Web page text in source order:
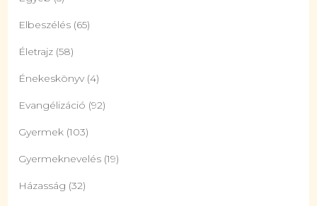
Elbeszélés (65)
Életrajz (58)
Énekeskönyv (4)
Evangélizáció (92)
Gyermek (103)
Gyermeknevelés (19)
Házasság (32)